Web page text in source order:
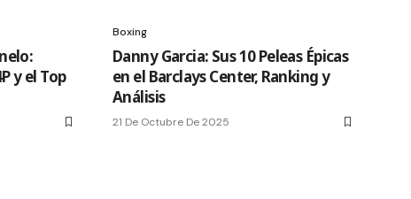
y el Top
Boxing
Danny Garcia: Sus 10 Peleas Épicas
en el Barclays Center, Ranking y
Análisis
21 De Octubre De 2025